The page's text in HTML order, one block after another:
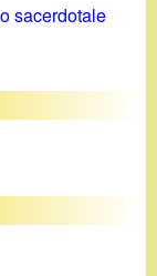
sacerdotale